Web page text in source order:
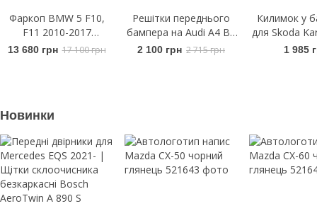
Фаркоп BMW 5 F10,
F11 2010-2017
вертикальний автомат
13 680 грн 17 100 грн
Решітки переднього
бампера на Audi A4 B8
2011-2015 Black
2 100 грн 2 715 грн
Килимок у
для Skoda
з
1 985
Новинки